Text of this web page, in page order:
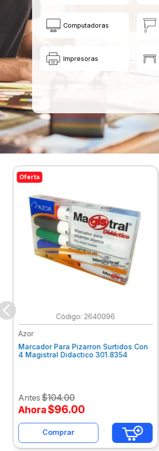
Computadoras
Impresoras
Oferta
: 2640096
Azor
Marcador Para Pizarron Surtidos Con
4 Magistral Didactico 301.8354
Antes$104.00
Ahora$96.00
Comprar